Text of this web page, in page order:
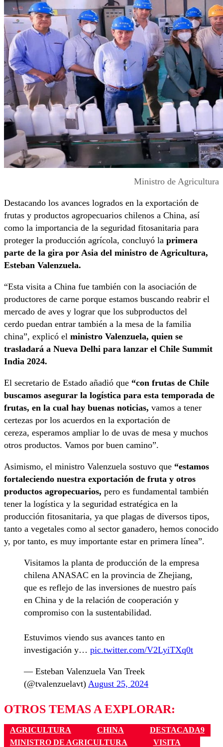
Ministro de Agricultura
Destacando los avances logrados en la exportación de
frutas y productos agropecuarios chilenos a China, así
como la importancia de la seguridad fitosanitaria para
proteger la producción agrícola, concluyó la primera
parte de la gira por Asia del ministro de Agricultura,
Esteban Valenzuela.
“Esta visita a China fue también con la asociación de
productores de carne porque estamos buscando reabrir el
mercado de aves y lograr que los subproductos del
cerdo puedan entrar también a la mesa de la familia
china”, explicó el ministro Valenzuela, quien se
trasladará a Nueva Delhi para lanzar el Chile Summit
India 2024.
El secretario de Estado añadió que “con frutas de Chile
buscamos asegurar la logística para esta temporada de
frutas, en la cual hay buenas noticias, vamos a tener
certezas por los acuerdos en la exportación de
cereza, esperamos ampliar lo de uvas de mesa y muchos
otros productos. Vamos por buen camino”.
Asimismo, el ministro Valenzuela sostuvo que “estamos
fortaleciendo nuestra exportación de fruta y otros
productos agropecuarios, pero es fundamental también
tener la logística y la seguridad estratégica en la
producción fitosanitaria, ya que plagas de diversos tipos,
tanto a vegetales como al sector ganadero, hemos conocido
y, por tanto, es muy importante estar en primera línea”.
Visitamos la planta de producción de la empresa
chilena ANASAC en la provincia de Zhejiang,
que es reflejo de las inversiones de nuestro país
en China y de la relación de cooperación y
compromiso con la sustentabilidad.
Estuvimos viendo sus avances tanto en
investigación y… pic.twitter.com/V2LyiTXq0t
— Esteban Valenzuela Van Treek
(@tvalenzuelavt) August 25, 2024
OTROS TEMAS A EXPLORAR:
AGRICULTURA CHINA
DESTACADA9
MINISTRO DE AGRICULTURA
VISITA